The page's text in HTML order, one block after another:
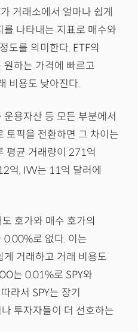
거래소에서 얼마나 쉽게
나타내는 지표로 매수와
도를 의미한다. ETF의
하는 가격에 빠르고
비용도 낮아진다.
운용자산 등 모든 부분에서
토픽을 전환하면 그 차이는
평균 거래량이 271억
억, IVV는 11억 달러에
호가와 매수 호가의
0.00%로 없다. 이는
거래하고 거래 비용도
는 0.01%로 SPY와
라서 SPY는 장기
투자자들이 더 선호하는